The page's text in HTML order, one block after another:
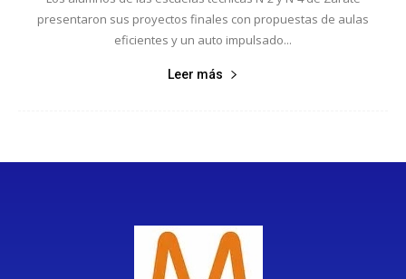
presentaron sus proyectos finales con propuestas de aulas
eficientes y un auto impulsado...
Leer más